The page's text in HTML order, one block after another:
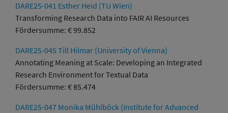
DARE25-041 Esther Heid (TU Wien)
Transforming Research Data into FAIR AI Resources
Fördersumme: € 99.852
DARE25-045 Till Hilmar (University of Vienna)
Annotating Meaning at Scale: Developing an Integrated
Research Environment for Textual Data
Fördersumme: € 85.474
DARE25-047 Monika Mühlböck (Institute for Advanced